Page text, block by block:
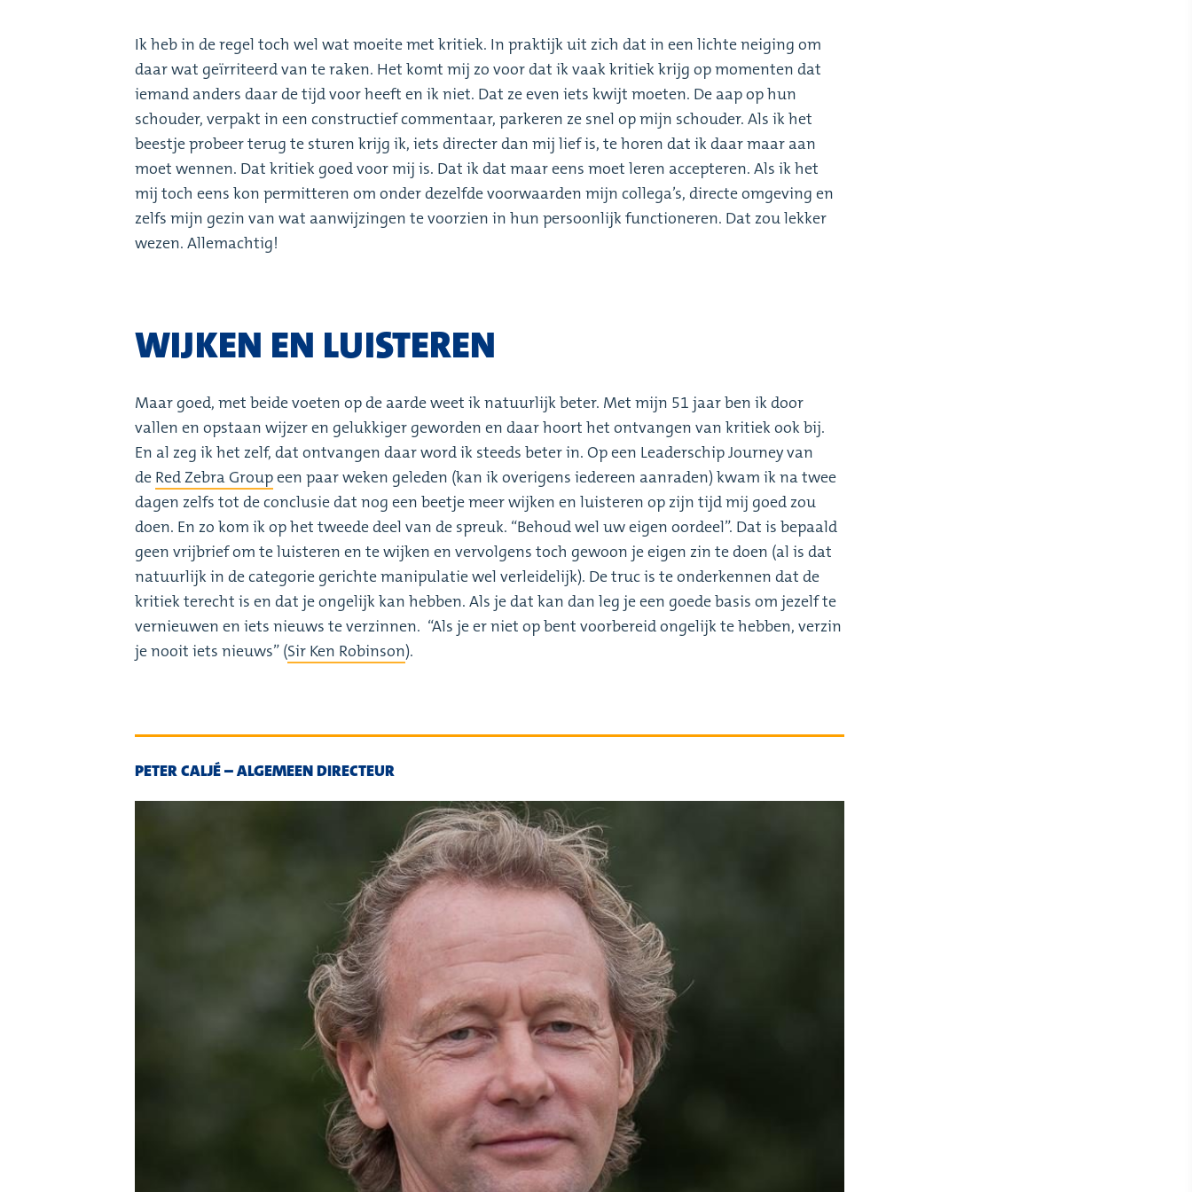
Ik heb in de regel toch wel wat moeite met kritiek. In praktijk uit zich dat in een lichte neiging om
daar wat geïrriteerd van te raken. Het komt mij zo voor dat ik vaak kritiek krijg op momenten dat
iemand anders daar de tijd voor heeft en ik niet. Dat ze even iets kwijt moeten. De aap op hun
schouder, verpakt in een constructief commentaar, parkeren ze snel op mijn schouder. Als ik het
beestje probeer terug te sturen krijg ik, iets directer dan mij lief is, te horen dat ik daar maar aan
moet wennen. Dat kritiek goed voor mij is. Dat ik dat maar eens moet leren accepteren. Als ik het
mij toch eens kon permitteren om onder dezelfde voorwaarden mijn collega’s, directe omgeving en
zelfs mijn gezin van wat aanwijzingen te voorzien in hun persoonlijk functioneren. Dat zou lekker
wezen. Allemachtig!
WIJKEN EN LUISTEREN
Maar goed, met beide voeten op de aarde weet ik natuurlijk beter. Met mijn 51 jaar ben ik door
vallen en opstaan wijzer en gelukkiger geworden en daar hoort het ontvangen van kritiek ook bij.
En al zeg ik het zelf, dat ontvangen daar word ik steeds beter in. Op een Leaderschip Journey van
de Red Zebra Groupeen paar weken geleden (kan ik overigens iedereen aanraden) kwam ik na twee
dagen zelfs tot de conclusie dat nog een beetje meer wijken en luisteren op zijn tijd mij goed zou
doen. En zo kom ik op het tweede deel van de spreuk. “Behoud wel uw eigen oordeel”. Dat is bepaald
geen vrijbrief om te luisteren en te wijken en vervolgens toch gewoon je eigen zin te doen (al is dat
natuurlijk in de categorie gerichte manipulatie wel verleidelijk). De truc is te onderkennen dat de
kritiek terecht is en dat je ongelijk kan hebben. Als je dat kan dan leg je een goede basis om jezelf te
vernieuwen en iets nieuws te verzinnen. “Als je er niet op bent voorbereid ongelijk te hebben, verzin
je nooit iets nieuws” (Sir Ken Robinson).
PETER CALJÉ – ALGEMEEN DIRECTEUR